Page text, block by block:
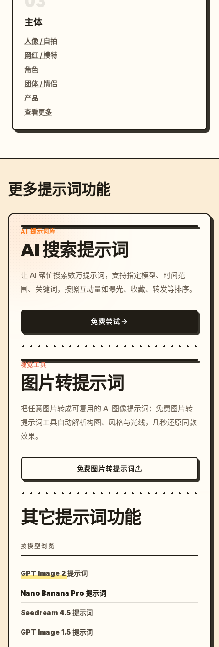
主体
人像 / 自拍
网红 / 模特
角色
团体 / 情侣
产品
查看更多
更多提示词功能
AI 提示词库
AI 搜索提示词
让 AI 帮忙搜索数万提示词，支持指定模型、时间范
围、关键词，按照互动量如曝光、收藏、转发等排序。
免费尝试
c, cyberpunk sunset, neon
colors, 8k --v 6.0
视觉工具
图片转提示词
把任意图片转成可复用的 AI 图像提示词：免费图片转
提示词工具自动解析构图、风格与光线，几秒还原同款
效果。
免费图片转提示词
其它提示词功能
按模型浏览
GPT Image 2 提示词
Nano Banana Pro 提示词
Seedream 4.5 提示词
GPT Image 1.5 提示词